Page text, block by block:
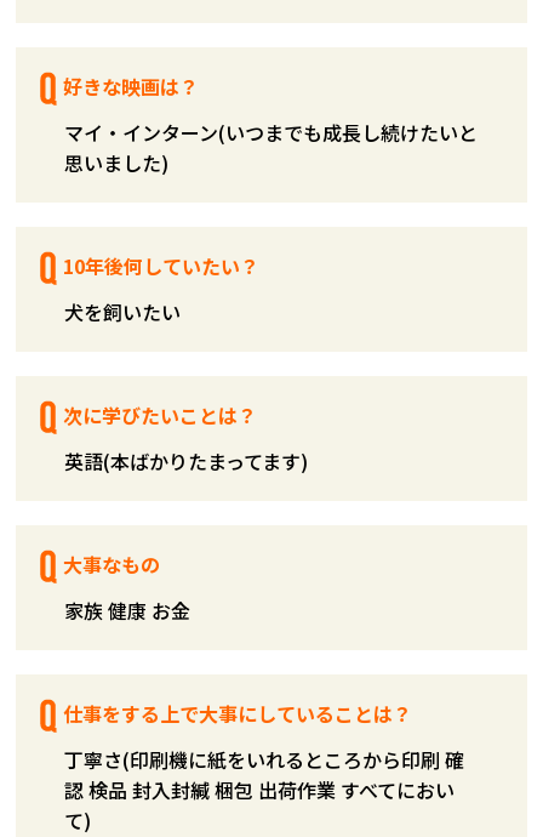
好きな映画は？
マイ・インターン(いつまでも成長し続けたいと
思いました)
10年後何していたい？
犬を飼いたい
次に学びたいことは？
英語(本ばかりたまってます)
大事なもの
家族 健康 お金
仕事をする上で大事にしていることは？
丁寧さ(印刷機に紙をいれるところから印刷 確
認 検品 封入封緘 梱包 出荷作業 すべてにおい
て)